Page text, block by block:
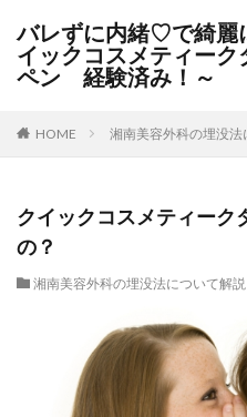
バレずに内緒♡で綺麗
イックコスメティー
ペン 経験済み！～
HOME 湘南美容外科の埋没法
クイックコスメティーク
の？
湘南美容外科の埋没法について解説